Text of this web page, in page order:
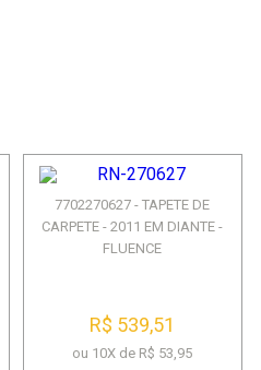
7702270627 - TAPETE DE
CARPETE - 2011 EM DIANTE -
FLUENCE
R$ 539,51
ou 10X de R$ 53,95